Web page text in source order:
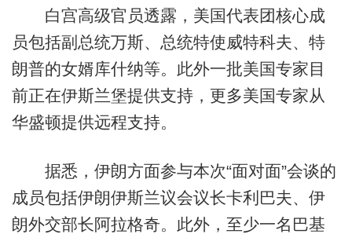
白宫高级官员透露，美国代表团核心成
员包括副总统万斯、总统特使威特科夫、特
朗普的女婿库什纳等。此外一批美国专家目
前正在伊斯兰堡提供支持，更多美国专家从
华盛顿提供远程支持。
据悉，伊朗方面参与本次“面对面”会谈的
成员包括伊朗伊斯兰议会议长卡利巴夫、伊
朗外交部长阿拉格奇。此外，至少一名巴基